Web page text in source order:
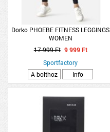
Dorko PHOEBE FITNESS LEGGINGS
WOMEN
17 999 Ft 9 999 Ft
Sportfactory
A bolthoz
Info